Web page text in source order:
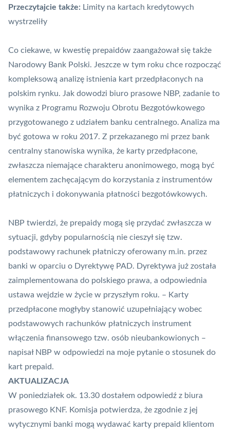
Przeczytajcie także: Limity na kartach kredytowych
wystrzeliły
Co ciekawe, w kwestię prepaidów zaangażował się także
Narodowy Bank Polski. Jeszcze w tym roku chce rozpocząć
kompleksową analizę istnienia kart przedpłaconych na
polskim rynku. Jak dowodzi biuro prasowe NBP, zadanie to
wynika z Programu Rozwoju Obrotu Bezgotówkowego
przygotowanego z udziałem banku centralnego. Analiza ma
być gotowa w roku 2017. Z przekazanego mi przez bank
centralny stanowiska wynika, że karty przedpłacone,
zwłaszcza niemające charakteru anonimowego, mogą być
elementem zachęcającym do korzystania z instrumentów
płatniczych i dokonywania płatności bezgotówkowych.
NBP twierdzi, że prepaidy mogą się przydać zwłaszcza w
sytuacji, gdyby popularnością nie cieszył się tzw.
podstawowy rachunek płatniczy oferowany m.in. przez
banki w oparciu o Dyrektywę PAD. Dyrektywa już została
zaimplementowana do polskiego prawa, a odpowiednia
ustawa wejdzie w życie w przyszłym roku. – Karty
przedpłacone mogłyby stanowić uzupełniający wobec
podstawowych rachunków płatniczych instrument
włączenia finansowego tzw. osób nieubankowionych –
napisał NBP w odpowiedzi na moje pytanie o stosunek do
kart prepaid.
AKTUALIZACJA
W poniedziałek ok. 13.30 dostałem odpowiedź z biura
prasowego KNF. Komisja potwierdza, że zgodnie z jej
wytycznymi banki mogą wydawać karty prepaid klientom